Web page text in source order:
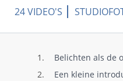
24 VIDEO'S
1. Belichten als de
2.
Een kleine